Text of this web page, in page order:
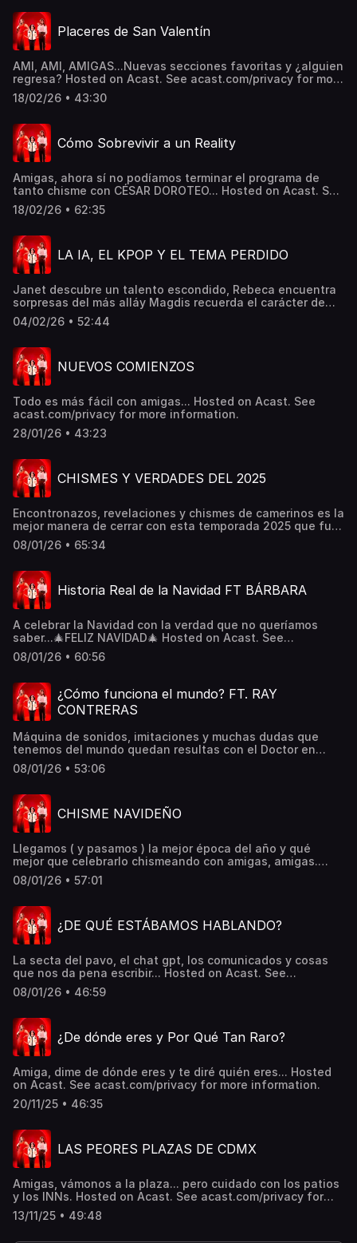
Placeres de San Valentín
AMI, AMI, AMIGAS...Nuevas secciones favoritas y ¿alguien
regresa? Hosted on Acast. See acast.com/privacy for more
information.
18/02/26 • 43:30
Cómo Sobrevivir a un Reality
Amigas, ahora sí no podíamos terminar el programa de
tanto chisme con CÉSAR DOROTEO... Hosted on Acast. See
acast.com/privacy for more information.
18/02/26 • 62:35
LA IA, EL KPOP Y EL TEMA PERDIDO
Janet descubre un talento escondido, Rebeca encuentra
sorpresas del más alláy Magdis recuerda el carácter de
Malena... Hosted on Acast. See acast.com/privacy for
more information.
04/02/26 • 52:44
NUEVOS COMIENZOS
Todo es más fácil con amigas... Hosted on Acast. See
acast.com/privacy for more information.
28/01/26 • 43:23
CHISMES Y VERDADES DEL 2025
Encontronazos, revelaciones y chismes de camerinos es la
mejor manera de cerrar con esta temporada 2025 que fue:
MADRISIMA. Vamos juntas al siguiente año, AMIGAS. ¡Feliz
año 2026! Hosted on Acast. See acast.com/privacy for
08/01/26 • 65:34
Historia Real de la Navidad FT BÁRBARA
A celebrar la Navidad con la verdad que no queríamos
saber...🎄FELIZ NAVIDAD🎄 Hosted on Acast. See
acast.com/privacy for more information.
08/01/26 • 60:56
¿Cómo funciona el mundo? FT. RAY
CONTRERAS
Máquina de sonidos, imitaciones y muchas dudas que
tenemos del mundo quedan resultas con el Doctor en
ciencias RAY CONTRERAS... Hosted on Acast. See
acast.com/privacy for more information.
08/01/26 • 53:06
CHISME NAVIDEÑO
Llegamos ( y pasamos ) la mejor época del año y qué
mejor que celebrarlo chismeando con amigas, amigas.
Hosted on Acast. See acast.com/privacy for more
information.
08/01/26 • 57:01
¿DE QUÉ ESTÁBAMOS HABLANDO?
La secta del pavo, el chat gpt, los comunicados y cosas
que nos da pena escribir... Hosted on Acast. See
acast.com/privacy for more information.
08/01/26 • 46:59
¿De dónde eres y Por Qué Tan Raro?
Amiga, dime de dónde eres y te diré quién eres... Hosted
on Acast. See acast.com/privacy for more information.
20/11/25 • 46:35
LAS PEORES PLAZAS DE CDMX
Amigas, vámonos a la plaza... pero cuidado con los patios
y los INNs. Hosted on Acast. See acast.com/privacy for
more information.
13/11/25 • 49:48